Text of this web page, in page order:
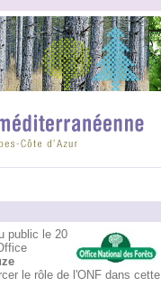
public le 20
le rôle de l'ONF dans cette